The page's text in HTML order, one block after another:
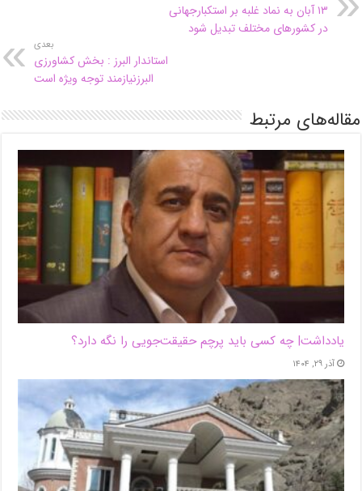
۱۳ آبان به نماد غلبه بر استکبارجهانی
در کشورهای مختلف تبدیل شود
بعدی
استاندار البرز : بخش کشاورزی
البرزنیازمند توجه ویژه است
مقاله‌های مرتبط
یادداشت| ‌چه کسی باید پرچم حقیقت‌جویی را نگه دارد؟
آذر ۲۹, ۱۴۰۴